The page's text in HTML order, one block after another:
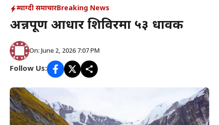
म्याग्दी समाचारBreaking News
अन्नपूर्ण आधार शिविरमा ५३ धावक
On: June 2, 2026 7:07 PM
Follow Us: